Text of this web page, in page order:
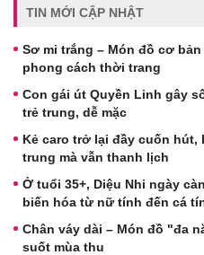
TIN MỚI CẬP NHẬT
Sơ mi trắng – Món đồ cơ
phong cách thời trang
Con gái út Quyền Linh gây
trẻ trung, dễ mặc
Kẻ caro trở lại đầy cuốn
trung mà vẫn thanh lịch
Ở tuổi 35+, Diệu Nhi ngày
biến hóa từ nữ tính đến cá
Chân váy dài – Món đồ "đa
suốt mùa thu